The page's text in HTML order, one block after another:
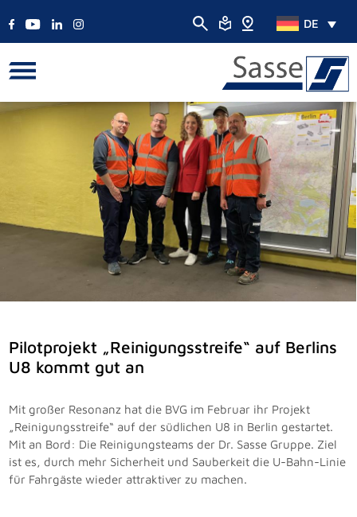
DE
Pilotprojekt „Reinigungsstreife“ auf Berlins
U8 kommt gut an
Mit großer Resonanz hat die BVG im Februar ihr Projekt
„Reinigungsstreife“ auf der südlichen U8 in Berlin gestartet.
Mit an Bord: Die Reinigungsteams der Dr. Sasse Gruppe. Ziel
ist es, durch mehr Sicherheit und Sauberkeit die U-Bahn-Linie
für Fahrgäste wieder attraktiver zu machen.